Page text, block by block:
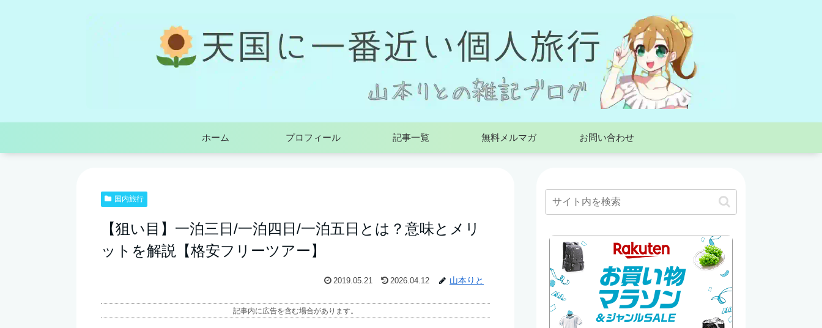
ホーム プロフィール 記事一覧 無料メルマガ お問い合わせ
国内旅行
【狙い目】一泊三日/一泊四日/一泊五日とは？意味とメリ
ットを解説【格安フリーツアー】
2019.05.21 2026.04.12 山本りと
記事内に広告を含む場合があります。